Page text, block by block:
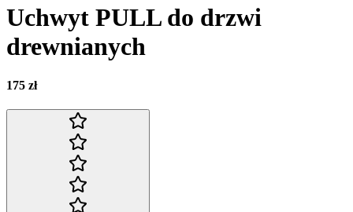
Uchwyt PULL do drzwi
drewnianych
175 zł